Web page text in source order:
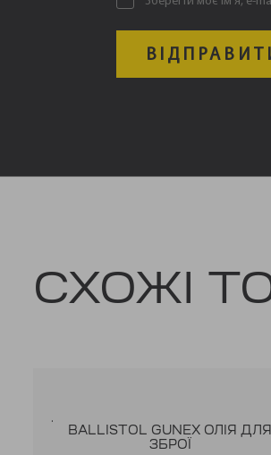
СХОЖІ
.
BALLISTOL GUNEX ОЛІЯ ДЛЯ
ЗБРОЇ